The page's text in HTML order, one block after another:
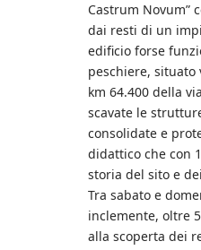
Castrum Novum”
dai resti di un
edificio forse
peschiere, situato
km 64.400 della
scavate le
consolidate e
didattico che con
storia del sito e
Tra sabato e
inclemente, oltre
alla scoperta dei